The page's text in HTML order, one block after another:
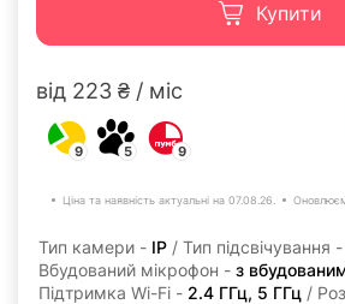
Купити
від 223 ₴ / міс
9 5 9
Ціна та наявність актуальні на 07.08.26.
Тип камери - IP / Тип підсвічування -
Вбудований мікрофон - з
Підтримка Wi-Fi - 2.4 ГГц, 5 ГГц /